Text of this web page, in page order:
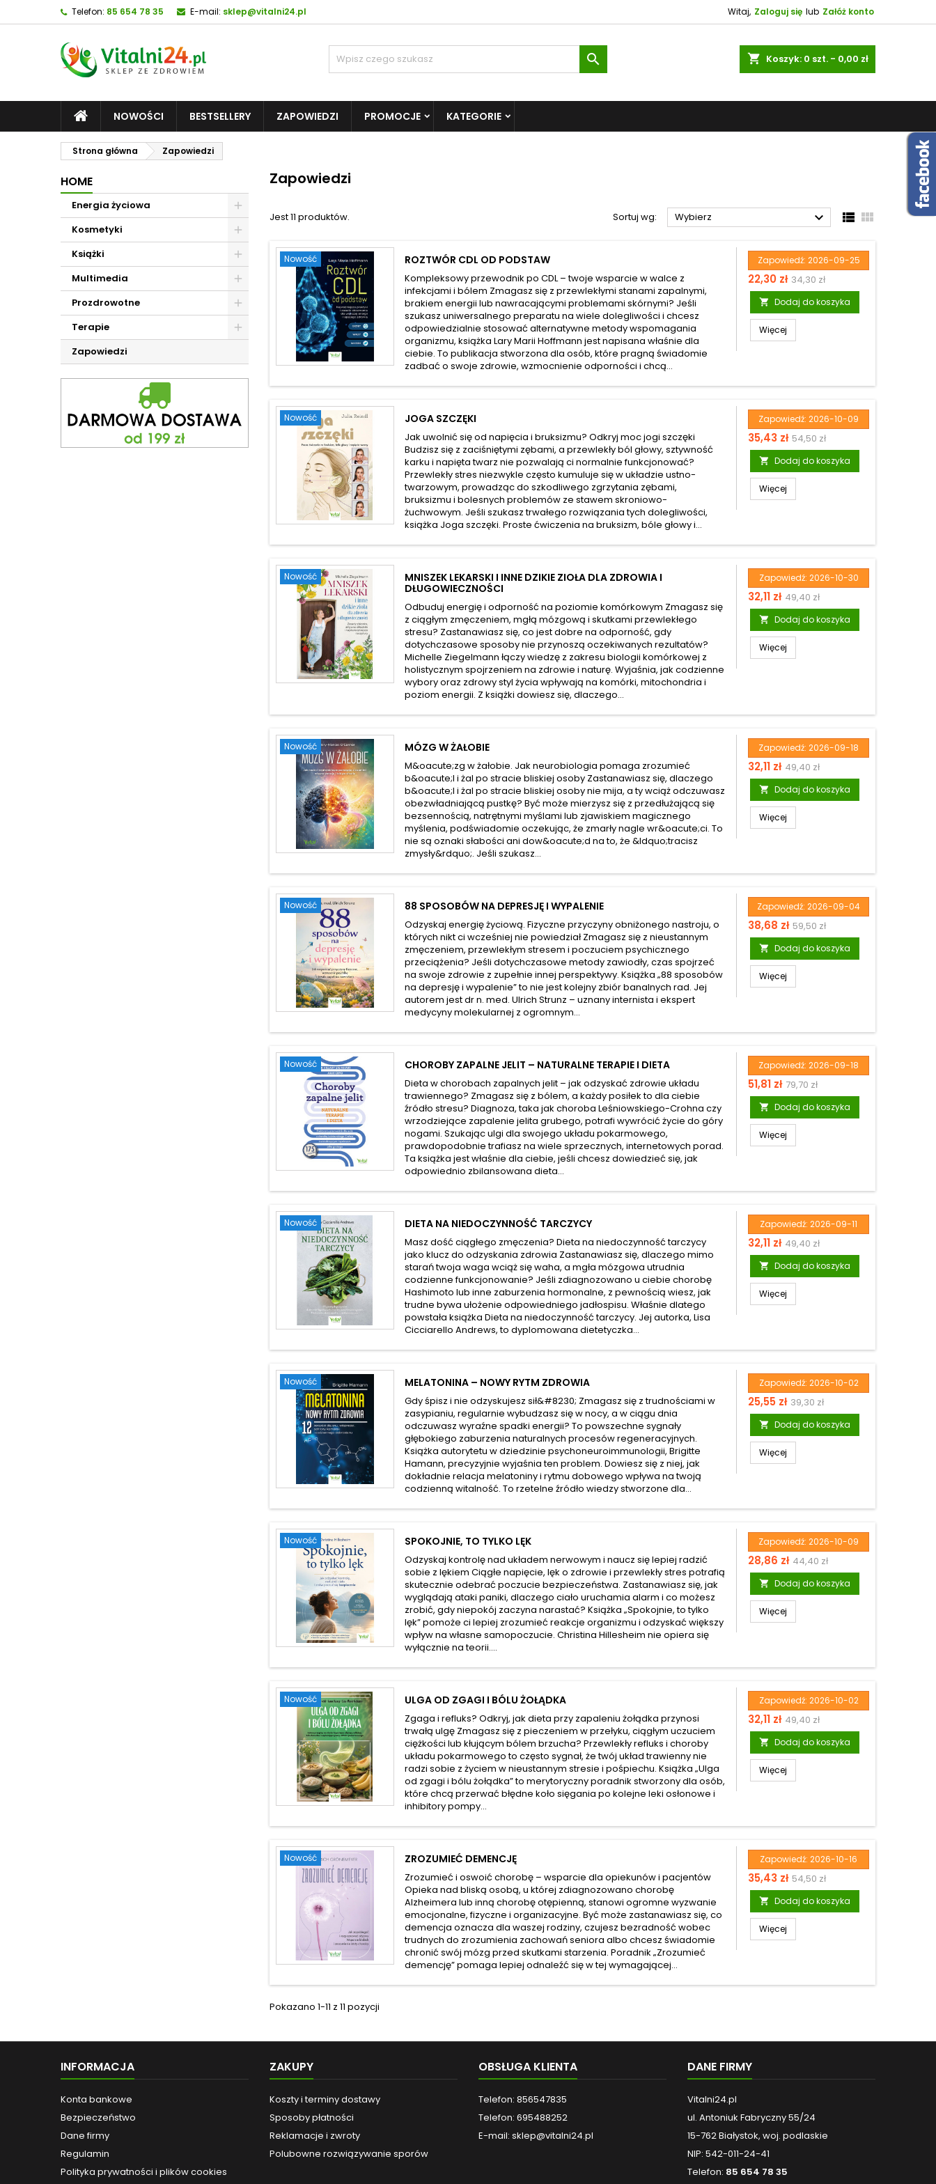
Telefon: 85 654 78 35 E-mail: sklep@vitalni24.pl Witaj, Zaloguj się lub Załóż konto
shopping_cart Koszyk: 0 szt. - 0,00 zł

NOWOŚCI BESTSELLERY ZAPOWIEDZI PROMOCJE KATEGORIE
Strona główna Zapowiedzi
HOME
Energia życiowa
Kosmetyki
Książki
Multimedia
Prozdrowotne
Terapie
Zapowiedzi
Zapowiedzi
Jest 11 produktów. Sortuj wg: Wybierz   
Nowość ROZTWÓR CDL OD PODSTAW
Kompleksowy przewodnik po CDL – twoje wsparcie w walce z
infekcjami i bólem Zmagasz się z przewlekłymi stanami zapalnymi,
brakiem energii lub nawracającymi problemami skórnymi? Jeśli
szukasz uniwersalnego preparatu na wiele dolegliwości i chcesz
odpowiedzialnie stosować alternatywne metody wspomagania
organizmu, książka Lary Marii Hoffmann jest napisana właśnie dla
ciebie. To publikacja stworzona dla osób, które pragną świadomie
zadbać o swoje zdrowie, wzmocnienie odporności i chcą...
Zapowiedź: 2026-09-25
Cena
22,30 zł Cena
podstawowa
34,30 zł
 Dodaj do koszyka
Więcej
Nowość JOGA SZCZĘKI
Jak uwolnić się od napięcia i bruksizmu? Odkryj moc jogi szczęki
Budzisz się z zaciśniętymi zębami, a przewlekły ból głowy, sztywność
karku i napięta twarz nie pozwalają ci normalnie funkcjonować?
Przewlekły stres niezwykle często kumuluje się w układzie ustno-
twarzowym, prowadząc do szkodliwego zgrzytania zębami,
bruksizmu i bolesnych problemów ze stawem skroniowo-
żuchwowym. Jeśli szukasz trwałego rozwiązania tych dolegliwości,
książka Joga szczęki. Proste ćwiczenia na bruksizm, bóle głowy i...
Zapowiedź:2026-10-09
Cena
35,43 zł Cena
podstawowa
54,50 zł
 Dodaj do koszyka
Więcej
Nowość
MNISZEK LEKARSKI I INNE DZIKIE ZIOŁA DLA ZDROWIA I
DŁUGOWIECZNOŚCI
Odbuduj energię i odporność na poziomie komórkowym Zmagasz się
z ciągłym zmęczeniem, mgłą mózgową i skutkami przewlekłego
stresu? Zastanawiasz się, co jest dobre na odporność, gdy
dotychczasowe sposoby nie przynoszą oczekiwanych rezultatów?
Michelle Ziegelmann łączy wiedzę z zakresu biologii komórkowej z
holistycznym spojrzeniem na zdrowie i naturę. Wyjaśnia, jak codzienne
wybory oraz zdrowy styl życia wpływają na komórki, mitochondria i
poziom energii. Z książki dowiesz się, dlaczego...
Zapowiedź: 2026-10-30
Cena
32,11 zł Cena
podstawowa
49,40 zł
 Dodaj do koszyka
Więcej
Nowość MÓZG W ŻAŁOBIE
M&oacute;zg w żałobie. Jak neurobiologia pomaga zrozumieć
b&oacute;l i żal po stracie bliskiej osoby Zastanawiasz się, dlaczego
b&oacute;l i żal po stracie bliskiej osoby nie mija, a ty wciąż odczuwasz
obezwładniającą pustkę? Być może mierzysz się z przedłużającą się
bezsennością, natrętnymi myślami lub zjawiskiem magicznego
myślenia, podświadomie oczekując, że zmarły nagle wr&oacute;ci. To
nie są oznaki słabości ani dow&oacute;d na to, że &ldquo;tracisz
zmysły&rdquo;. Jeśli szukasz...
Zapowiedź:2026-09-18
Cena
32,11 zł Cena
podstawowa
49,40 zł
 Dodaj do koszyka
Więcej
Nowość 88 SPOSOBÓW NA DEPRESJĘ I WYPALENIE
Odzyskaj energię życiową. Fizyczne przyczyny obniżonego nastroju, o
których nikt ci wcześniej nie powiedział Zmagasz się z nieustannym
zmęczeniem, przewlekłym stresem i poczuciem psychicznego
przeciążenia? Jeśli dotychczasowe metody zawiodły, czas spojrzeć
na swoje zdrowie z zupełnie innej perspektywy. Książka „88 sposobów
na depresję i wypalenie” to nie jest kolejny zbiór banalnych rad. Jej
autorem jest dr n. med. Ulrich Strunz – uznany internista i ekspert
medycyny molekularnej z ogromnym...
Zapowiedź:2026-09-04
Cena
38,68 zł Cena
podstawowa
59,50 zł
 Dodaj do koszyka
Więcej
Nowość CHOROBY ZAPALNE JELIT – NATURALNE TERAPIE I DIETA
Dieta w chorobach zapalnych jelit – jak odzyskać zdrowie układu
trawiennego? Zmagasz się z bólem, a każdy posiłek to dla ciebie
źródło stresu? Diagnoza, taka jak choroba Leśniowskiego-Crohna czy
wrzodziejące zapalenie jelita grubego, potrafi wywrócić życie do góry
nogami. Szukając ulgi dla swojego układu pokarmowego,
prawdopodobnie trafiasz na wiele sprzecznych, internetowych porad.
Ta książka jest właśnie dla ciebie, jeśli chcesz dowiedzieć się, jak
odpowiednio zbilansowana dieta...
Zapowiedź:2026-09-18
Cena
51,81 zł Cena
podstawowa
79,70 zł
 Dodaj do koszyka
Więcej
Nowość DIETA NA NIEDOCZYNNOŚĆ TARCZYCY
Masz dość ciągłego zmęczenia? Dieta na niedoczynność tarczycy
jako klucz do odzyskania zdrowia Zastanawiasz się, dlaczego mimo
starań twoja waga wciąż się waha, a mgła mózgowa utrudnia
codzienne funkcjonowanie? Jeśli zdiagnozowano u ciebie chorobę
Hashimoto lub inne zaburzenia hormonalne, z pewnością wiesz, jak
trudne bywa ułożenie odpowiedniego jadłospisu. Właśnie dlatego
powstała książka Dieta na niedoczynność tarczycy. Jej autorka, Lisa
Cicciarello Andrews, to dyplomowana dietetyczka...
Zapowiedź:2026-09-11
Cena
32,11 zł Cena
podstawowa
49,40 zł
 Dodaj do koszyka
Więcej
Nowość MELATONINA – NOWY RYTM ZDROWIA
Gdy śpisz i nie odzyskujesz sił&#8230; Zmagasz się z trudnościami w
zasypianiu, regularnie wybudzasz się w nocy, a w ciągu dnia
odczuwasz wyraźne spadki energii? To powszechne sygnały
głębokiego zaburzenia naturalnych procesów regeneracyjnych.
Książka autorytetu w dziedzinie psychoneuroimmunologii, Brigitte
Hamann, precyzyjnie wyjaśnia ten problem. Dowiesz się z niej, jak
dokładnie relacja melatoniny i rytmu dobowego wpływa na twoją
codzienną witalność. To rzetelne źródło wiedzy stworzone dla...
Zapowiedź: 2026-10-02
Cena
25,55 zł Cena
podstawowa
39,30 zł
 Dodaj do koszyka
Więcej
Nowość SPOKOJNIE, TO TYLKO LĘK
Odzyskaj kontrolę nad układem nerwowym i naucz się lepiej radzić
sobie z lękiem Ciągłe napięcie, lęk o zdrowie i przewlekły stres potrafią
skutecznie odebrać poczucie bezpieczeństwa. Zastanawiasz się, jak
wyglądają ataki paniki, dlaczego ciało uruchamia alarm i co możesz
zrobić, gdy niepokój zaczyna narastać? Książka „Spokojnie, to tylko
lęk” pomoże ci lepiej zrozumieć reakcje organizmu i odzyskać większy
wpływ na własne samopoczucie. Christina Hillesheim nie opiera się
wyłącznie na teorii....
Zapowiedź:2026-10-09
Cena
28,86 zł Cena
podstawowa
44,40 zł
 Dodaj do koszyka
Więcej
Nowość ULGA OD ZGAGI I BÓLU ŻOŁĄDKA
Zgaga i refluks? Odkryj, jak dieta przy zapaleniu żołądka przynosi
trwałą ulgę Zmagasz się z pieczeniem w przełyku, ciągłym uczuciem
ciężkości lub kłującym bólem brzucha? Przewlekły refluks i choroby
układu pokarmowego to często sygnał, że twój układ trawienny nie
radzi sobie z życiem w nieustannym stresie i pośpiechu. Książka „Ulga
od zgagi i bólu żołądka” to merytoryczny poradnik stworzony dla osób,
które chcą przerwać błędne koło sięgania po kolejne leki osłonowe i
inhibitory pompy...
Zapowiedź: 2026-10-02
Cena
32,11 zł Cena
podstawowa
49,40 zł
 Dodaj do koszyka
Więcej
Nowość ZROZUMIEĆ DEMENCJĘ
Zrozumieć i oswoić chorobę – wsparcie dla opiekunów i pacjentów
Opieka nad bliską osobą, u której zdiagnozowano chorobę
Alzheimera lub inną chorobę otępienną, stanowi ogromne wyzwanie
emocjonalne, fizyczne i organizacyjne. Być może zastanawiasz się, co
demencja oznacza dla waszej rodziny, czujesz bezradność wobec
trudnych do zrozumienia zachowań seniora albo chcesz świadomie
chronić swój mózg przed skutkami starzenia. Poradnik „Zrozumieć
demencję” pomaga lepiej odnaleźć się w tej wymagającej...
Zapowiedź:2026-10-16
Cena
35,43 zł Cena
podstawowa
54,50 zł
 Dodaj do koszyka
Więcej
Pokazano 1-11 z 11 pozycji
INFORMACJA
Konta bankowe
Bezpieczeństwo
Dane firmy
Regulamin
Polityka prywatności i plików cookies
ZAKUPY
Koszty i terminy dostawy
Sposoby płatności
Reklamacje i zwroty
Polubowne rozwiązywanie sporów
OBSŁUGA KLIENTA
Telefon: 856547835
Telefon: 695488252
E-mail: sklep@vitalni24.pl
DANE FIRMY
Vitalni24.pl
ul. Antoniuk Fabryczny 55/24
15-762 Białystok, woj. podlaskie
NIP: 542-011-24-41
Telefon: 85 654 78 35